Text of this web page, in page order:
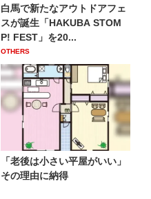
白馬で新たなアウトドアフェ
スが誕生「HAKUBA STOM
P! FEST」を20...
OTHERS
「老後は小さい平屋がいい」
その理由に納得